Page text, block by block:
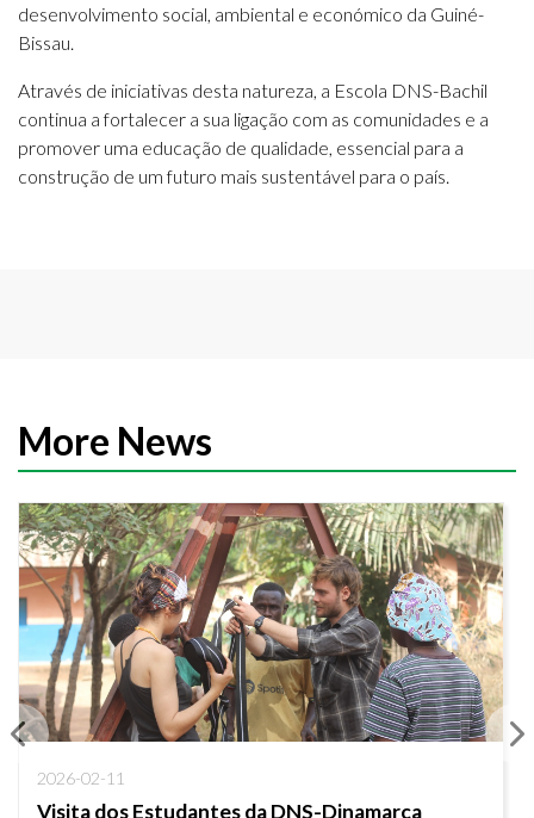
desenvolvimento social, ambiental e económico da Guiné-
Bissau.
Através de iniciativas desta natureza, a Escola DNS-Bachil
continua a fortalecer a sua ligação com as comunidades e a
promover uma educação de qualidade, essencial para a
construção de um futuro mais sustentável para o país.
More News
2026-02-11
Visita dos Estudantes da DNS-Dinamarca